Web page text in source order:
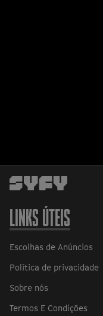
LINKS ÚTEIS
Escolhas de Anúncios
Política de privacidade
Sobre nós
Termos E Condições